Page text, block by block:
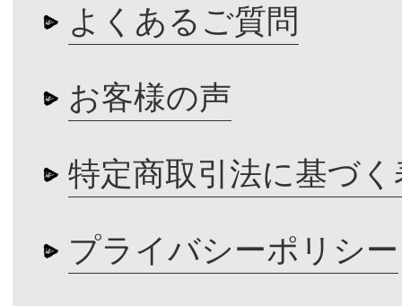
よくあるご質問
お客様の声
特定商取引法に基づく
プライバシーポリシー